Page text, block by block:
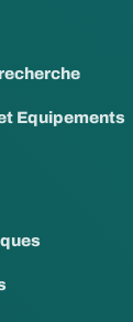
Equipements